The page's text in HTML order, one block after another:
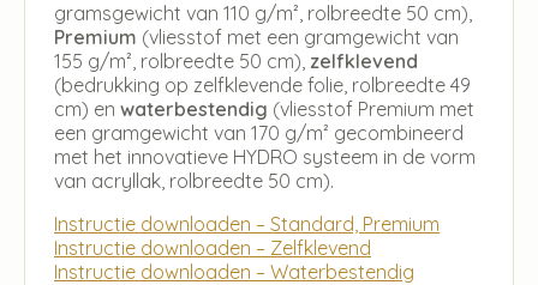
gramsgewicht van 110 g/m², rolbreedte 50 cm),
Premium (vliesstof met een gramgewicht van
155 g/m², rolbreedte 50 cm), zelfklevend
(bedrukking op zelfklevende folie, rolbreedte 49
cm) en waterbestendig (vliesstof Premium met
een gramgewicht van 170 g/m² gecombineerd
met het innovatieve HYDRO systeem in de vorm
van acryllak, rolbreedte 50 cm).
Instructie downloaden – Standard, Premium
Instructie downloaden – Zelfklevend
Instructie downloaden – Waterbestendig